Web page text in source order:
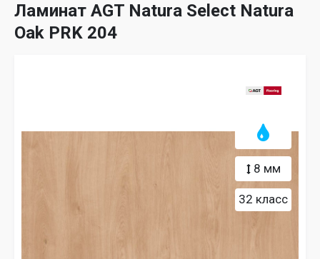
Ламинат AGT Natura Select Natura
Oak PRK 204
8 мм
32 класс